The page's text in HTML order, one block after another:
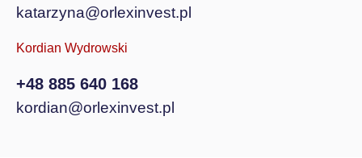
katarzyna@orlexinvest.pl
Kordian Wydrowski
+48 885 640 168
kordian@orlexinvest.pl